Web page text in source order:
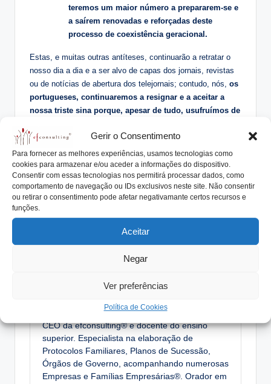
Gerir o Consentimento
Para fornecer as melhores experiências, usamos tecnologias como
cookies para armazenar e/ou aceder a informações do dispositivo.
Consentir com essas tecnologias nos permitirá processar dados, como
comportamento de navegação ou IDs exclusivos neste site. Não consentir
ou retirar o consentimento pode afetar negativamante certos recursos e
funções.
Aceitar
Negar
Ver preferências
Política de Cookies
teremos um maior número a prepararem-se e
a saírem renovadas e reforçadas deste
processo de coexistência geracional.
Estas, e muitas outras antíteses, continuarão a retratar o
nosso dia a dia e a ser alvo de capas dos jornais, revistas
ou de notícias de abertura dos telejornais; contudo, nós, os
portugueses, continuaremos a resignar e a aceitar a
nossa triste sina porque, apesar de tudo, usufruímos de
suplantam a de muitos países desenvolvidos.
Conheça muitas outras previsões noJornal de Negócios
de2023/01/02.
Tags:
#familiasempresárias 2023 antíteses karma
António Nogueira da Costa
CEO da efconsulting® e docente do ensino
superior. Especialista na elaboração de
Protocolos Familiares, Planos de Sucessão,
Órgãos de Governo, acompanhando numerosas
Empresas e Famílias Empresárias®. Orador em